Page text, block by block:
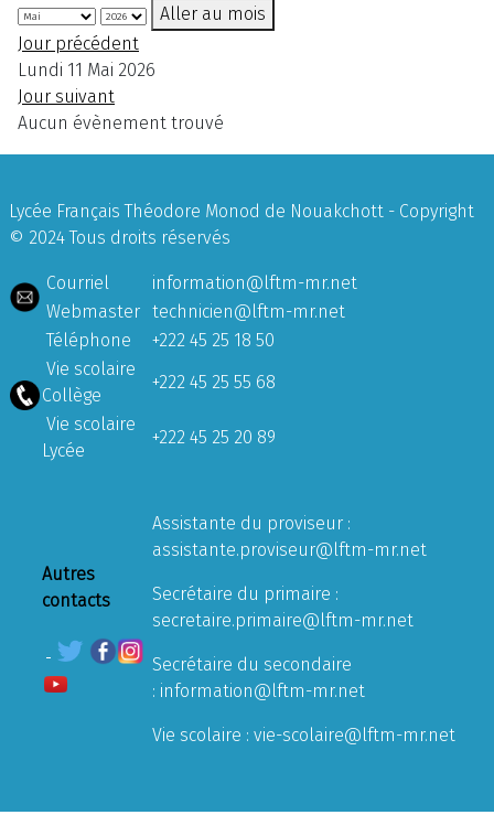
Aller au mois
Jour précédent
Lundi 11 Mai 2026
Jour suivant
Aucun évènement trouvé
Lycée Français Théodore Monod de Nouakchott - Copyright
© 2024 Tous droits réservés
Courriel
information@lftm-mr.net
Webmaster technicien@lftm-mr.net
Téléphone
+222 45 25 18 50
Vie scolaire
Collège
+222 45 25 55 68
Vie scolaire
Lycée
+222 45 25 20 89
Autres
contacts
Assistante du proviseur :
assistante.proviseur@lftm-mr.net
Secrétaire du primaire :
secretaire.primaire@lftm-mr.net
Secrétaire du secondaire
: information@lftm-mr.net
Vie scolaire : vie-scolaire@lftm-mr.net